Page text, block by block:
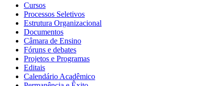
Cursos
Processos Seletivos
Estrutura Organizacional
Documentos
Câmara de Ensino
Fóruns e debates
Projetos e Programas
Editais
Calendário Acadêmico